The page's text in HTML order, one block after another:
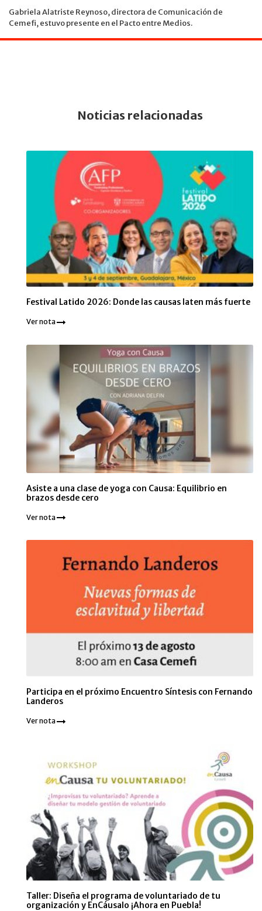
Gabriela Alatriste Reynoso, directora de Comunicación de
Cemefi, estuvo presente en el Pacto entre Medios.
Noticias relacionadas
Festival Latido 2026: Donde las causas laten más fuerte
Ver nota
Asiste a una clase de yoga con Causa: Equilibrio en
brazos desde cero
Ver nota
Participa en el próximo Encuentro Síntesis con Fernando
Landeros
Ver nota
Taller: Diseña el programa de voluntariado de tu
organización y EnCáusalo ¡Ahora en Puebla!